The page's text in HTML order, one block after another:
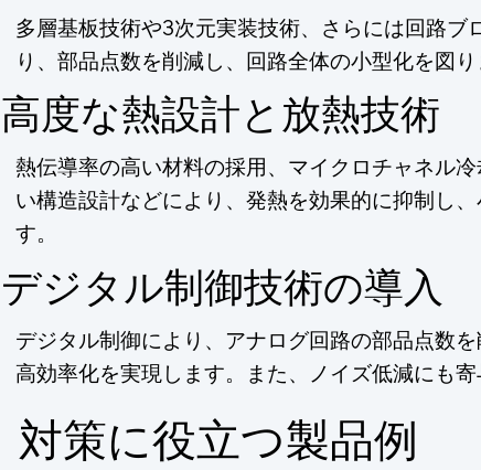
多層基板技術や3次元実装技術、さらには回路ブ
り、部品点数を削減し、回路全体の小型化を図り
高度な熱設計と放熱技術
熱伝導率の高い材料の採用、マイクロチャネル
い構造設計などにより、発熱を効果的に抑制し
す。
デジタル制御技術の導入
デジタル制御により、アナログ回路の部品点数
高効率化を実現します。また、ノイズ低減にも寄
​対策に役立つ製品例